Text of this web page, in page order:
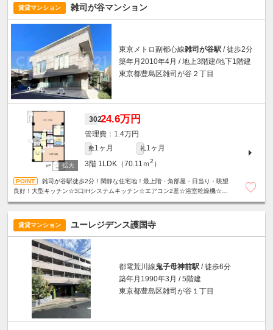
賃貸マンション 雑司が谷マンション
東京メトロ副都心線雑司が谷駅 / 徒歩2分
築年月2010年4月 / 地上3階建/地下1階建
東京都豊島区雑司が谷２丁目
30224.6万円
1.4万円
敷1ヶ月 礼1ヶ月
3階 1LDK（70.11ｍ2 ）
雑司が谷駅徒歩2分！閑静な住宅地！最上階・角部屋・日当り・眺望
良好！大型キッチン☆3口IHシステムキッチン☆エアコン2基☆浴室乾燥機☆温
賃貸マンション ユーレジデンス護国寺
都電荒川線鬼子母神前駅 / 徒歩6分
築年月1990年3月 / 5階建
東京都豊島区雑司が谷１丁目